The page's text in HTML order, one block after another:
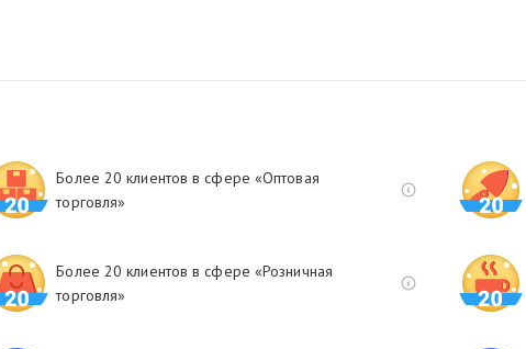
Более 20 клиентов в сфере «Оптовая
торговля»
Более 20 клиентов в сфере «Розничная
торговля»